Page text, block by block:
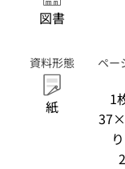
図書
資料形態
紙
ペー
1